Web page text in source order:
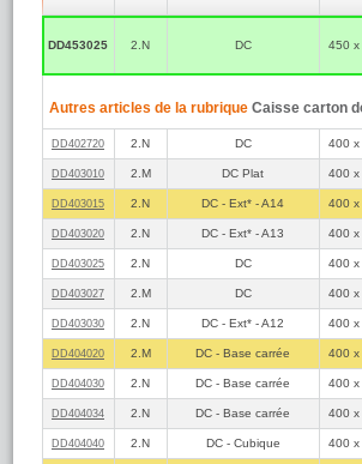
DD453025 2.N DC 450 x
Autres articles de la rubrique Caisse carton
DD402720 2.N DC 400 x
DD403010 2.M DC Plat 400 x
DD403015 2.N DC - Ext* - A14 400 x
DD403020 2.N DC - Ext* - A13 400 x
DD403025 2.N DC 400 x
DD403027 2.M DC 400 x
DD403030 2.N DC - Ext* - A12 400 x
DD404020 2.M DC - Base carrée 400 x
DD404030 2.N DC - Base carrée 400 x
DD404034 2.N DC - Base carrée 400 x
DD404040 2.N DC - Cubique 400 x